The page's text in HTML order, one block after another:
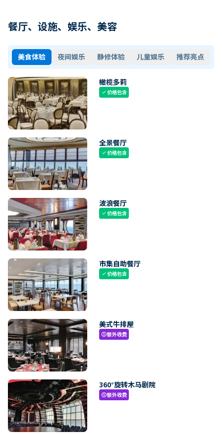
餐厅、设施、娱乐、美容
美食体验 夜间娱乐 静修体验 儿童娱乐 推荐亮点
橄榄多莉
check价格包含
全景餐厅
check价格包含
波浪餐厅
check价格包含
市集自助餐厅
check价格包含
美式牛排屋
paid额外收费
360°旋转木马剧院
paid额外收费